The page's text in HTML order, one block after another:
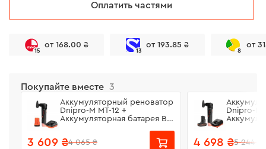
Оплатить частями
15
от 168.00 ₴
13
от 193.85 ₴
8
от
Покупайте вместе 3
Аккумуляторный реноватор
Dnipro-M MT-12 +
Аккумуляторная батарея BP-
3 609 ₴4 065 ₴
Dnipro-M
4 698 ₴5 244 ₴